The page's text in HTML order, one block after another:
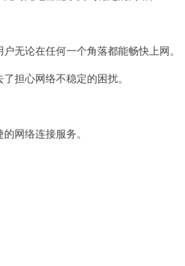
论在任何一个角落都能畅快上网。
担心网络不稳定的困扰。
网络连接服务。